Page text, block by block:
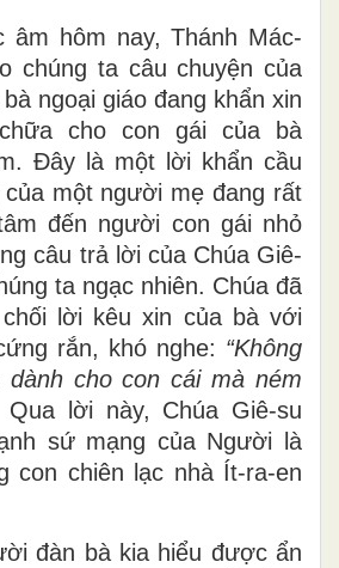
âm hôm nay, Thánh Mác-
chúng ta câu chuyện của
ngoại giáo đang khẩn xin
cho con gái của bà
Đây là một lời khẩn cầu
một người mẹ đang rất
đến người con gái nhỏ
câu trả lời của Chúa Giê-
ta ngạc nhiên. Chúa đã
lời kêu xin của bà với
rắn, khó nghe: “Không
cho con cái mà ném
Qua lời này, Chúa Giê-su
sứ mạng của Người là
con chiên lạc nhà Ít-ra-en
đàn bà kia hiểu được ẩn